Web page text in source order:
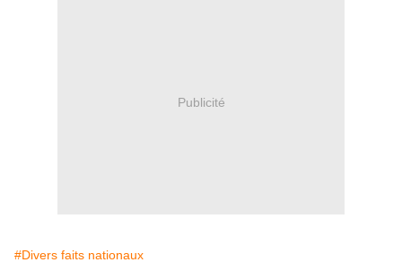
Publicité
#Divers faits nationaux